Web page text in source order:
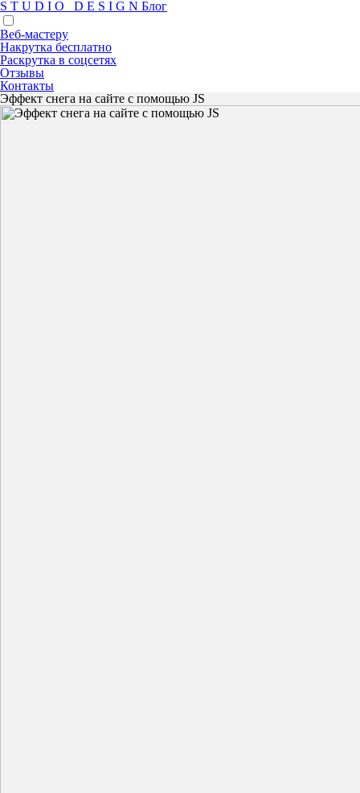
S T U D I O D E S I G N Блог
Веб-мастеру
Накрутка бесплатно
Раскрутка в соцсетях
Отзывы
Контакты
Эффект снега на сайте с помощью JS